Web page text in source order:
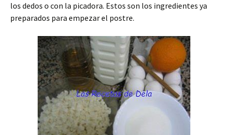
los dedos o con la picadora. Estos son los ingredientes ya
preparados para empezar el postre.